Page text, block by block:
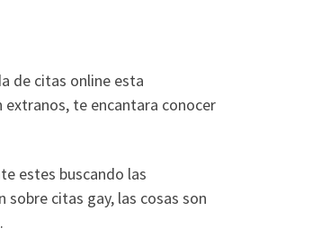
de citas online esta
te encantara conocer
estes buscando las
sobre citas gay, las cosas son